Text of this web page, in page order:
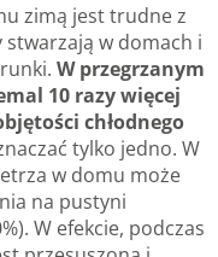
zimą jest trudne z
w domach i
W przegrzanym
10 razy więcej
chłodnego
tylko jedno. W
w domu może
na pustyni
W efekcie, podczas